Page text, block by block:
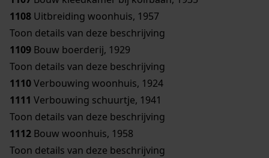
1108 Uitbreiding woonhuis, 1957
Toon details van deze beschrijving
1109 Bouw boerderij, 1929
Toon details van deze beschrijving
1110Verbouwing woonhuis, 1924
1111 Verbouwing schuurtje, 1941
Toon details van deze beschrijving
1112 Bouw woonhuis, 1958
Toon details van deze beschrijving